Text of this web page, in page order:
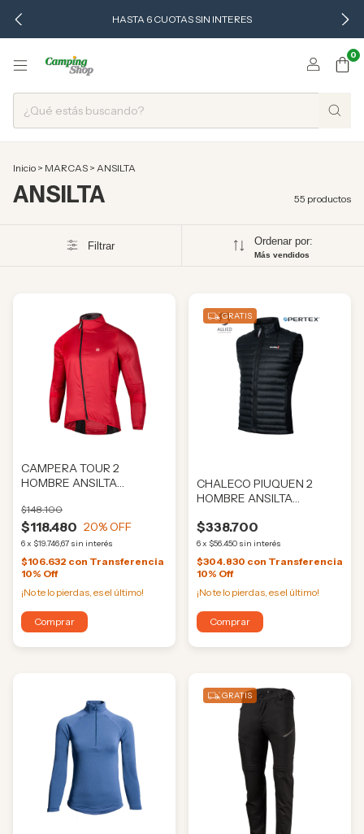
HASTA 6 CUOTAS SIN INTERES
0
Inicio > MARCAS > ANSILTA
ANSILTA 55 productos
Filtrar Ordenar por:
Más vendidos
CAMPERA TOUR 2
HOMBRE ANSILTA
$118.480
$148.100
20% OFF
6x $19.746,67 sin interés
$106.632 con Transferencia
10% Off
¡No te lo pierdas, es el último!
Comprar
GRATIS
CHALECO PIUQUEN 2
HOMBRE ANSILTA
$338.700
6x $56.450 sin interés
$304.830 con Transferencia
10% Off
¡No te lo pierdas, es el último!
Comprar
GRATIS